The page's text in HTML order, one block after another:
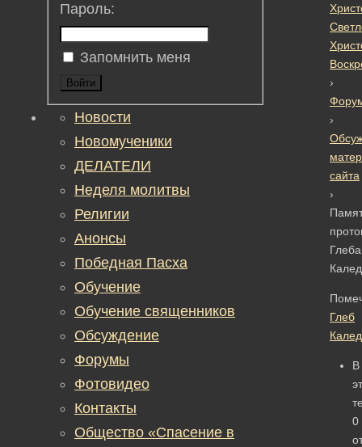
›
›
сайта
›
Глеба
Глеб
В
0
Пароль:
Запомнить меня
Войти
Новости
Новомученики
ДЕЛАТЕЛИ
Неделя молитвы
Религии
Анонсы
Победная Пасха
Обучение
Обучение священников
Обсуждение
Форумы
Фотовидео
Контакты
Общество «Спасение в